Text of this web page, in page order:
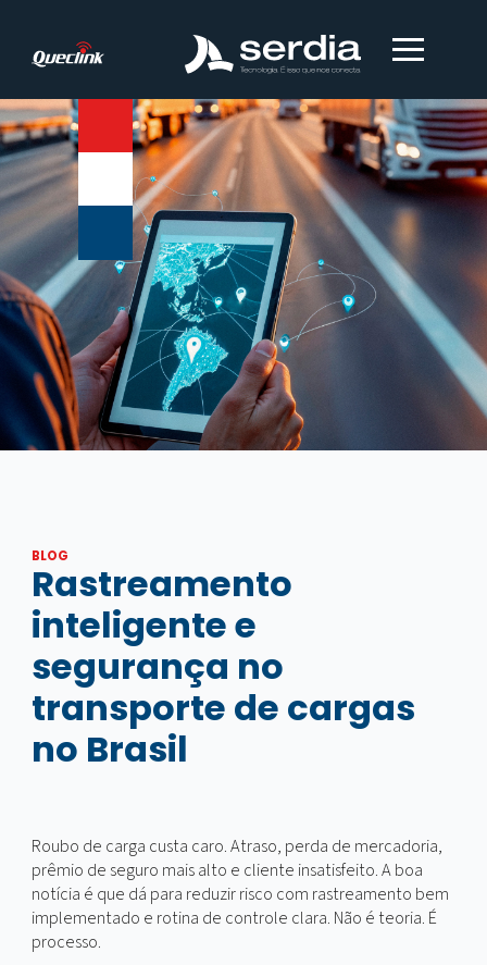
BLOG
Rastreamento
inteligente e
segurança no
no Brasil
Roubo de carga custa caro. Atraso, perda de